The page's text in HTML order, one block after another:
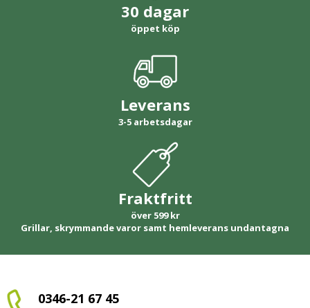
30 dagar
öppet köp
Leverans
3-5 arbetsdagar
Fraktfritt
över 599 kr
Grillar, skrymmande varor samt hemleverans undantagna
0346-21 67 45